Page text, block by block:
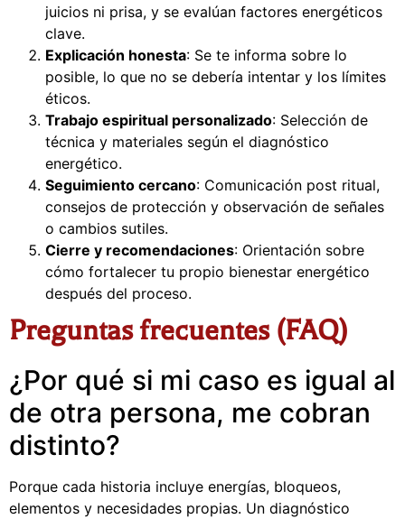
juicios ni prisa, y se evalúan factores energéticos
clave.
Explicación honesta: Se te informa sobre lo
posible, lo que no se debería intentar y los límites
éticos.
Trabajo espiritual personalizado: Selección de
técnica y materiales según el diagnóstico
energético.
Seguimiento cercano: Comunicación post ritual,
consejos de protección y observación de señales
o cambios sutiles.
Cierre y recomendaciones: Orientación sobre
cómo fortalecer tu propio bienestar energético
después del proceso.
Preguntas frecuentes (FAQ)
¿Por qué si mi caso es igual al
de otra persona, me cobran
distinto?
Porque cada historia incluye energías, bloqueos,
elementos y necesidades propias. Un diagnóstico